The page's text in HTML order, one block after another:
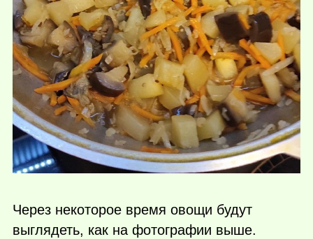
Через некоторое время овощи будут
выглядеть, как на фотографии выше.